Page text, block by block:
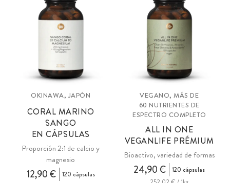
OKINAWA, JAPÓN
CORAL MARINO
SANGO
EN CÁPSULAS
Proporción 2:1 de calcio y
magnesio
12,90 €
120 cápsulas
VEGANO, MÁS DE
60 NUTRIENTES DE
ESPECTRO COMPLETO
ALL IN ONE
VEGANLIFE PRÉMIUM
Bioactivo, variedad de formas
24,90 €
120 cápsulas